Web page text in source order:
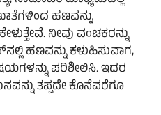
ಹಣವನ್ನು
ನೀವು ವಂಚಕರನ್ನು
ಹಣವನ್ನು ಕಳುಹಿಸುವಾಗ,
ಪರಿಶೀಲಿಸಿ. ಇದರ
ತಪ್ಪದೇ ಕೊನೆವರೆಗೂ